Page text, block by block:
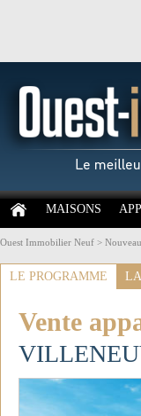
MAISONS
Ouest Immobilier Neuf >
LE PROGRAMME
Vente